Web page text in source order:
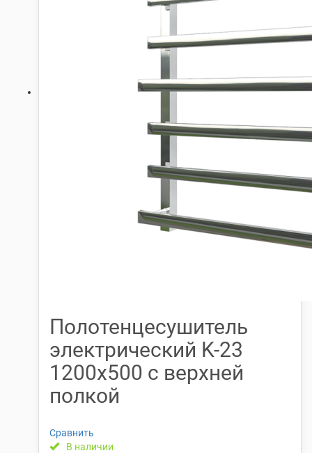
Полотенцесушитель
электрический K-23
1200х500 с верхней
полкой
Сравнить
В наличии